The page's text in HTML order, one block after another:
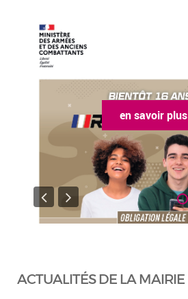
en savoir plus
ACTUALITÉS DE LA MAIRIE